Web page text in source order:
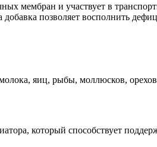
мембран и участвует в
позволяет восполнить
яиц, рыбы, моллюсков,
который способствует